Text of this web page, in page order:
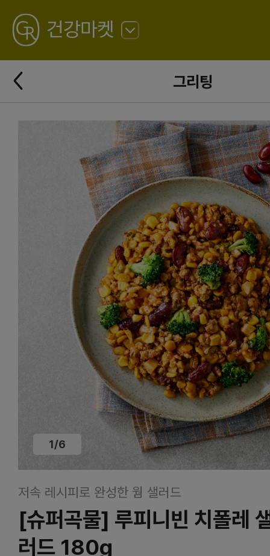
GREATING
건강마켓
로
그리팅
뒤
로
가
1/6
저속 레시피로 완성한 웜 샐러드
[슈퍼곡물] 루피니빈 치폴레
러드 180g